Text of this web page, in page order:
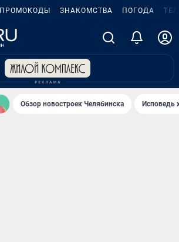
ПРОМОКОДЫ ЗНАКОМСТВА ПОГОДА
Обзор новостроек Челябинска Исповедь